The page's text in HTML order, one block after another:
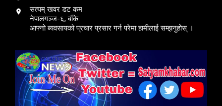
सत्यम् खवर डट कम
नेपालगञ्ज-६, बाँके
आफ्नो ब्यवसायको प्रचार प्रसार गर्न परेमा हामीलाई सम्झनुहोस् ।